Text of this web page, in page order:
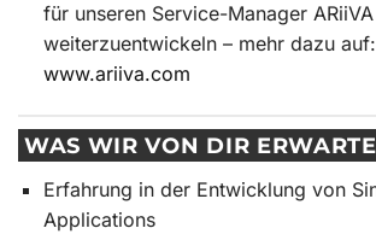
für unseren Service-Manager ARiiVA
weiterzuentwickeln – mehr dazu auf:
www.ariiva.com
WAS WIR VON DIR
Erfahrung in der Entwicklung von
Applications